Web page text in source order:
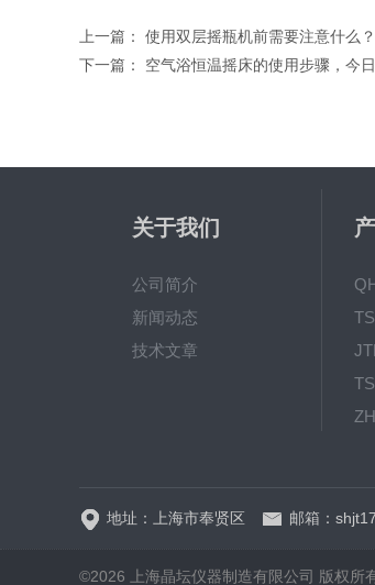
上一篇： 使用双层摇瓶机前需要注意什么？
下一篇： 空气浴恒温摇床的使用步骤，今
关于我们
公司简介
新闻动态
技术文章
地址：上海市奉贤区 邮箱：
©2026 上海晶坛仪器制造有限公司 版权所